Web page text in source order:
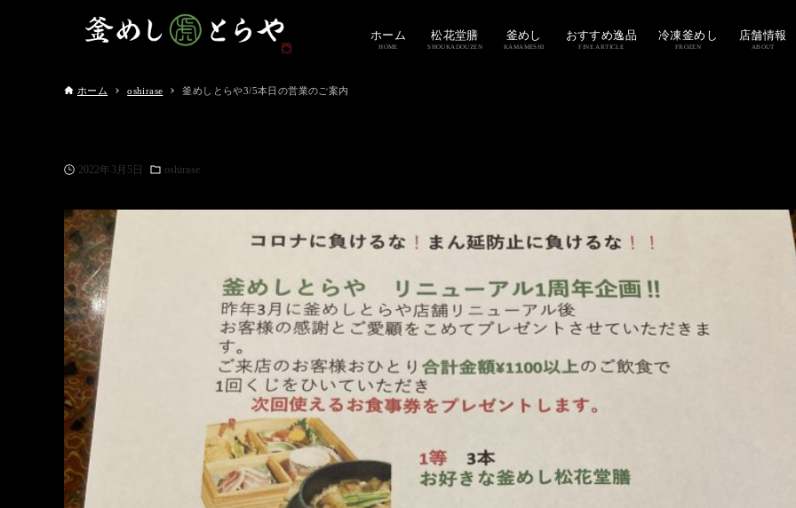
ホーム
HOME
松花堂膳
SHOUKADOUZEN
釜めし
KAMAMESHI
おすすめ逸品
FINE ARTICLE
冷凍釜めし
FROZEN
店舗情報
ABOUT
ホーム oshirase 釜めしとらや3/5本日の営業のご案内
2022年3月5日 oshirase